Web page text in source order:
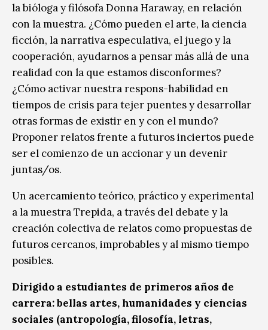
la bióloga y filósofa Donna Haraway, en relación
con la muestra. ¿Cómo pueden el arte, la ciencia
ficción, la narrativa especulativa, el juego y la
cooperación, ayudarnos a pensar más allá de una
realidad con la que estamos disconformes?
¿Cómo activar nuestra respons-habilidad en
tiempos de crisis para tejer puentes y desarrollar
otras formas de existir en y con el mundo?
Proponer relatos frente a futuros inciertos puede
ser el comienzo de un accionar y un devenir
juntas/os.
Un acercamiento teórico, práctico y experimental
a la muestra Trepida, a través del debate y la
creación colectiva de relatos como propuestas de
futuros cercanos, improbables y al mismo tiempo
posibles.
Dirigido a estudiantes de primeros años de
carrera: bellas artes, humanidades y ciencias
sociales (antropología, filosofía, letras,